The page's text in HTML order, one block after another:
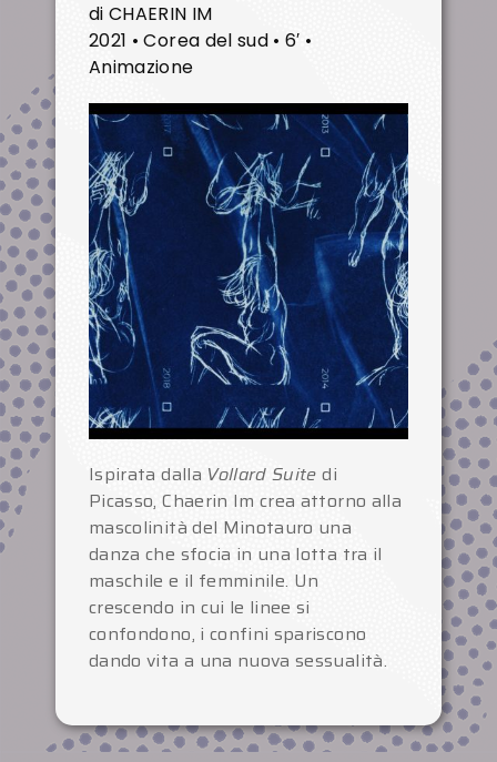
di CHAERIN IM
2021 • Corea del sud • 6′ •
Animazione
Ispirata dalla Vollard Suite di
Picasso, Chaerin Im crea attorno alla
mascolinità del Minotauro una
danza che sfocia in una lotta tra il
maschile e il femminile. Un
crescendo in cui le linee si
confondono, i confini spariscono
dando vita a una nuova sessualità.